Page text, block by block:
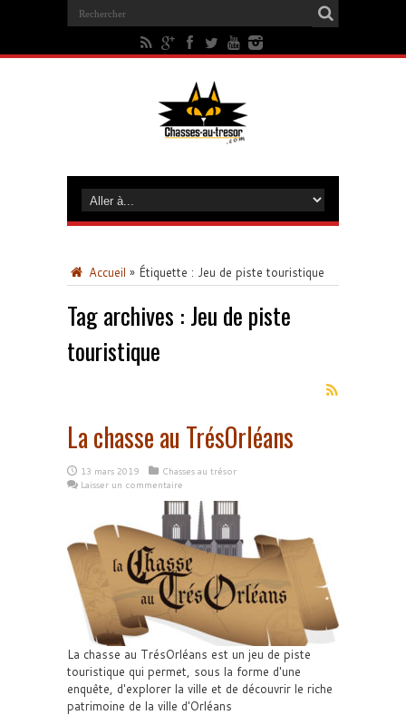
Accueil » Étiquette : Jeu de piste touristique
Tag archives : Jeu de piste
touristique
La chasse au TrésOrléans
13 mars 2019
Chasses au trésor
Laisser un commentaire
La chasse au TrésOrléans est un jeu de piste
touristique qui permet, sous la forme d'une
enquête, d'explorer la ville et de découvrir le riche
patrimoine de la ville d'Orléans